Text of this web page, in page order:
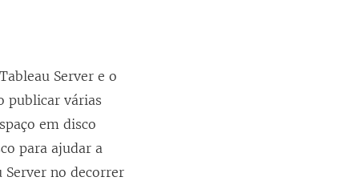
Server e o
publicar várias
em disco
para ajudar a
Server no decorrer